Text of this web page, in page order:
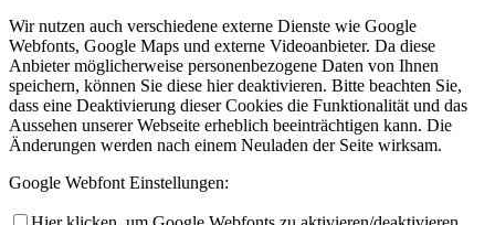
Wir nutzen auch verschiedene externe Dienste wie Google
Webfonts, Google Maps und externe Videoanbieter. Da diese
Anbieter möglicherweise personenbezogene Daten von Ihnen
speichern, können Sie diese hier deaktivieren. Bitte beachten Sie,
dass eine Deaktivierung dieser Cookies die Funktionalität und das
Aussehen unserer Webseite erheblich beeinträchtigen kann. Die
Änderungen werden nach einem Neuladen der Seite wirksam.
Google Webfont Einstellungen: